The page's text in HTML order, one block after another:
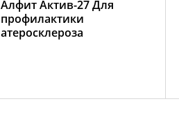
Алфит Актив-27 Для
профилактики
атеросклероза